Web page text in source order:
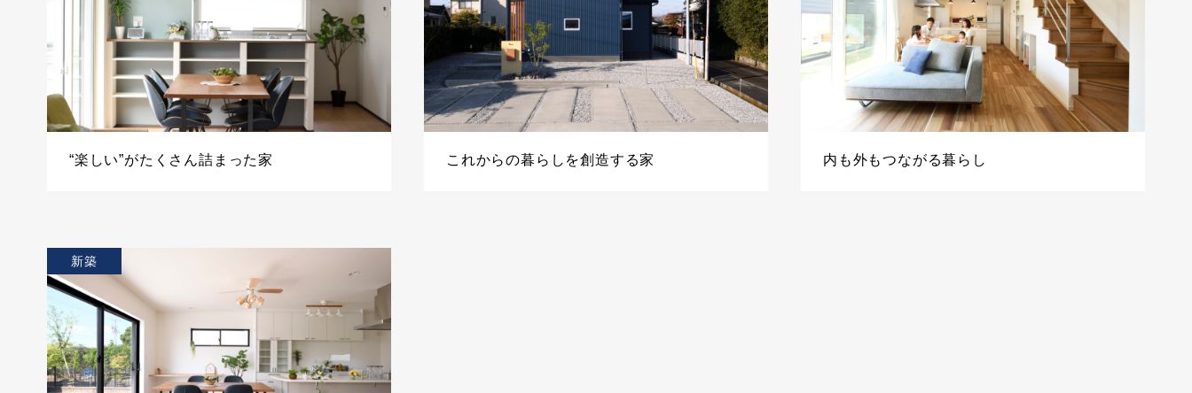
“楽しい”がたくさん詰まった家 これからの暮らしを創造する家 内も外もつながる暮らし
新築